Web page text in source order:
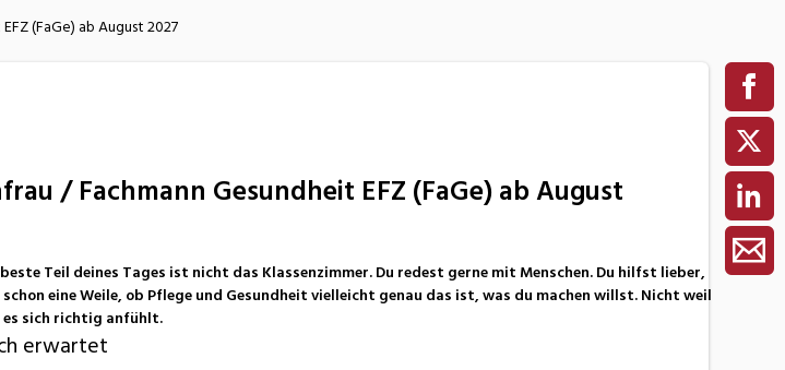
(FaGe) ab August 2027
/ Fachmann Gesundheit EFZ (FaGe) ab August
Teil deines Tages ist nicht das Klassenzimmer. Du redest gerne mit Menschen. Du hilfst lieber,
eine Weile, ob Pflege und Gesundheit vielleicht genau das ist, was du machen willst. Nicht weil
es sich richtig anfühlt.
erwartet